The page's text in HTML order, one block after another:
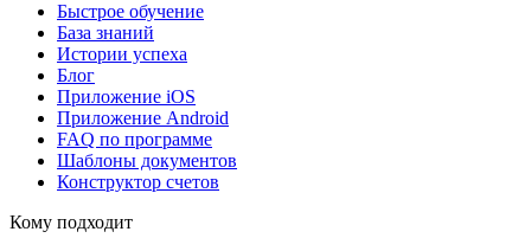
Быстрое обучение
База знаний
Истории успеха
Блог
Приложение iOS
Приложение Android
FAQ по программе
Шаблоны документов
Конструктор счетов
Кому подходит